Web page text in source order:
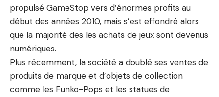
propulsé GameStop vers d’énormes profits au
début des années 2010, mais s’est effondré alors
que la majorité des les achats de jeux sont devenus
numériques.
Plus récemment, la société a doublé ses ventes de
produits de marque et d’objets de collection
comme les Funko-Pops et les statues de